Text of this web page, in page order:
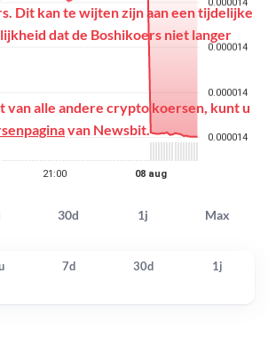
30d 1j Max
Dit kan te wijten zijn aan een tijdelijke
dat de Boshikoers niet langer
van alle andere crypto koersen, kunt u
van Newsbit.
7d 30d 1j